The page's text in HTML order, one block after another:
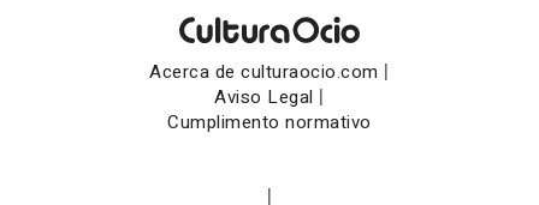
Acerca de culturaocio.com |
Aviso Legal |
Cumplimento normativo
|